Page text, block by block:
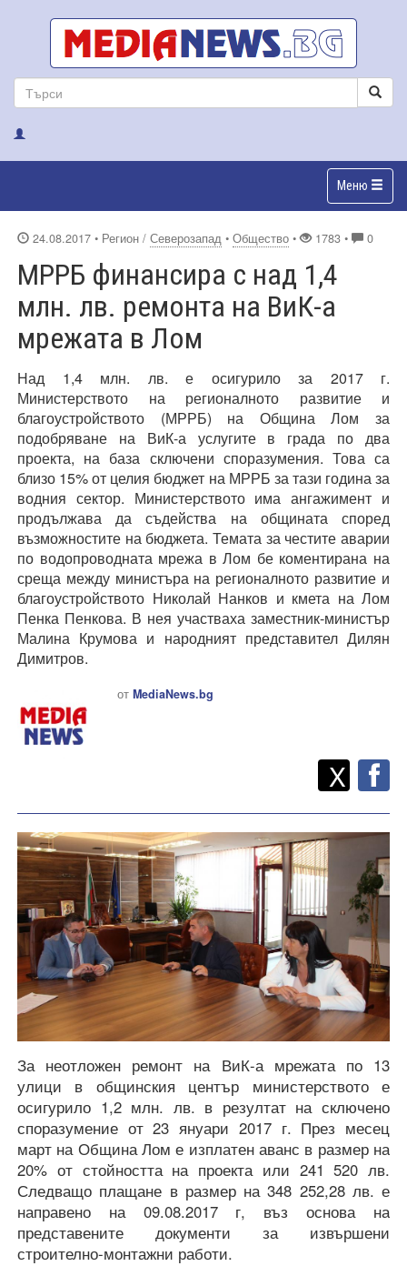
Меню
24.08.2017 • Регион / Северозапад • Общество • 1783 • 0
МРРБ финансира с над 1,4
млн. лв. ремонта на ВиК-а
мрежата в Лом
Над 1,4 млн. лв. е осигурило за 2017 г.
Министерството на регионалното развитие и
благоустройството (МРРБ) на Община Лом за
подобряване на ВиК-а услугите в града по два
проекта, на база сключени споразумения. Това са
близо 15% от целия бюджет на МРРБ за тази година за
водния сектор. Министерството има ангажимент и
продължава да съдейства на общината според
възможностите на бюджета. Темата за честите аварии
по водопроводната мрежа в Лом бе коментирана на
среща между министъра на регионалното развитие и
благоустройството Николай Нанков и кмета на Лом
Пенка Пенкова. В нея участваха заместник-министър
Малина Крумова и народният представител Дилян
Димитров.
от MediaNews.bg
Споделете
X
За неотложен ремонт на ВиК-а мрежата по 13
улици в общинския център министерството е
осигурило 1,2 млн. лв. в резултат на сключено
споразумение от 23 януари 2017 г. През месец
март на Община Лом е изплатен аванс в размер на
20% от стойността на проекта или 241 520 лв.
Следващо плащане в размер на 348 252,28 лв. е
направено на 09.08.2017 г, въз основа на
представените документи за извършени
строително-монтажни работи.